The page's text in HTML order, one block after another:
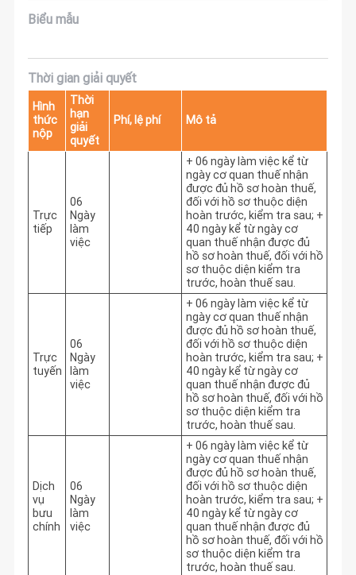
Biểu mẫu
Thời gian giải quyết
Hình
thức
nộp
Thời
hạn
giải
quyết
Phí, lệ phí Mô tả
Trực
tiếp
06
Ngày
làm
việc
+ 06 ngày làm việc kể từ
ngày cơ quan thuế nhận
được đủ hồ sơ hoàn thuế,
đối với hồ sơ thuộc diện
hoàn trước, kiểm tra sau; +
40 ngày kể từ ngày cơ
quan thuế nhận được đủ
hồ sơ hoàn thuế, đối với hồ
sơ thuộc diện kiểm tra
trước, hoàn thuế sau.
Trực
tuyến
06
Ngày
làm
việc
+ 06 ngày làm việc kể từ
ngày cơ quan thuế nhận
được đủ hồ sơ hoàn thuế,
đối với hồ sơ thuộc diện
hoàn trước, kiểm tra sau; +
40 ngày kể từ ngày cơ
quan thuế nhận được đủ
hồ sơ hoàn thuế, đối với hồ
sơ thuộc diện kiểm tra
trước, hoàn thuế sau.
Dịch
vụ
bưu
chính
06
Ngày
làm
việc
+ 06 ngày làm việc kể từ
ngày cơ quan thuế nhận
được đủ hồ sơ hoàn thuế,
đối với hồ sơ thuộc diện
hoàn trước, kiểm tra sau; +
40 ngày kể từ ngày cơ
quan thuế nhận được đủ
hồ sơ hoàn thuế, đối với hồ
sơ thuộc diện kiểm tra
trước, hoàn thuế sau.